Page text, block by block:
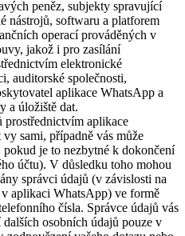
peněz, subjekty spravující
nástrojů, softwaru a platforem
operací prováděných v
jakož i pro zasílání
elektronické
auditorské společnosti,
aplikace WhatsApp a
a úložiště dat.
prostřednictvím aplikace
sami, případně vás může
je to nezbytné k dokončení
účtu). V důsledku toho mohou
správci údajů (v závislosti na
aplikaci WhatsApp) ve formě
čísla. Správce údajů vás
osobních údajů pouze v